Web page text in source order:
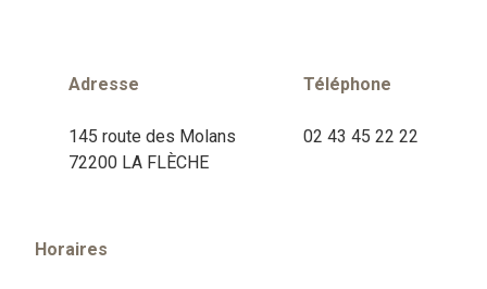
Adresse
145 route des Molans
72200 LA FLÈCHE
Téléphone
02 43 45 22 22
Horaires